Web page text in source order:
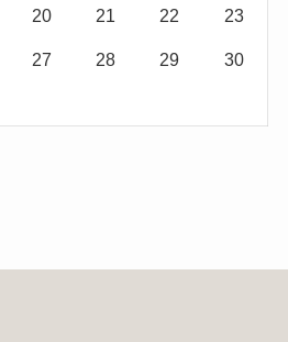
20 21 22 23
27 28 29 30